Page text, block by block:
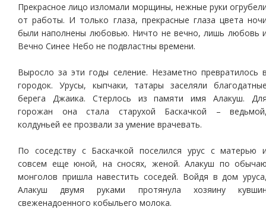
Прекрасное лицо изломали морщины, нежные руки
от работы. И только глаза, прекрасные глаза цвета
были наполнены любовью. Ничто не вечно, лишь любовь
Вечно Синее Небо не подвластны времени.
Выросло за эти годы селение. Незаметно превратилось
городок. Урусы, кыпчаки, татары заселяли
берега Джаика. Стерлось из памяти имя Алакуш.
горожан она стала старухой Баскачкой –
колдуньей ее прозвали за умение врачевать.
По соседству с Баскачкой поселился урус с матерью
совсем еще юной, на сносях, женой. Алакуш по
монголов пришла навестить соседей. Войдя в дом
Алакуш двумя руками протянула хозяину
свеженадоенного кобыльего молока.